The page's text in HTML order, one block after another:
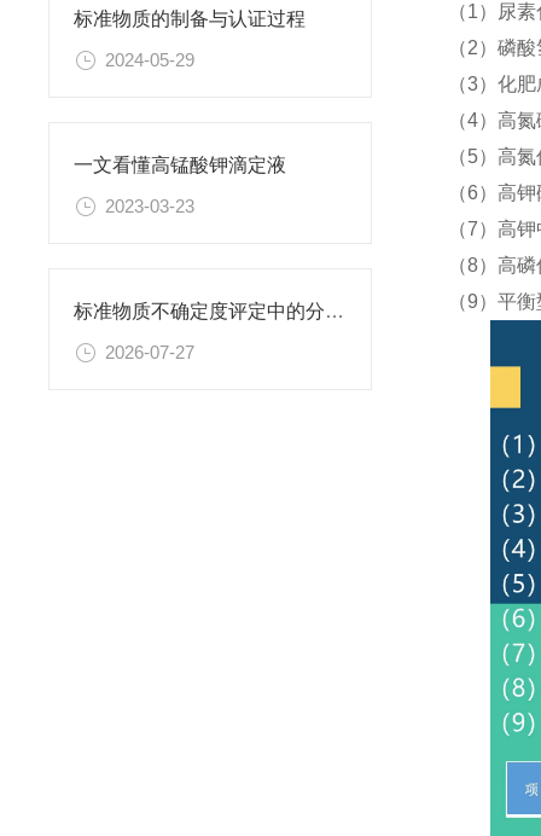
标准物质的制备与认证过程
2024-05-29
一文看懂高锰酸钾滴定液
2023-03-23
标准物质不确定度评定中的分量识别与量化计算方法
2026-07-27
（1）
（2）磷
（3）
（4）高
（5）高
（6）高
（7）高
（8）高
（9）平